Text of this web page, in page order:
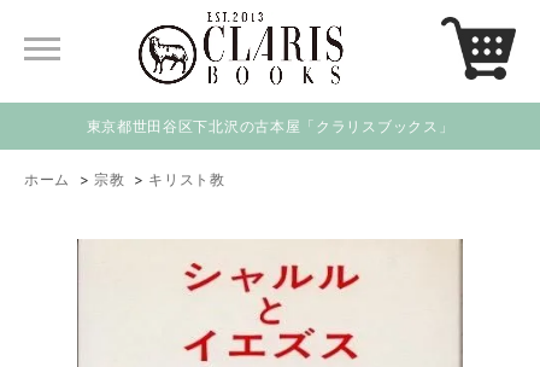
東京都世田谷区下北沢の古本屋「クラリスブックス」
ホーム > 宗教 > キリスト教